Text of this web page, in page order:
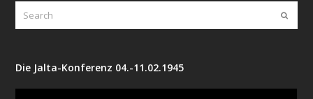
Submit
Die Jalta-Konferenz 04.-11.02.1945